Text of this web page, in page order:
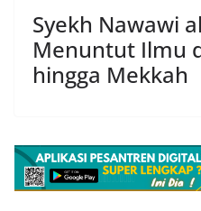
Syekh Nawawi
Menuntut Ilmu
hingga Mekkah